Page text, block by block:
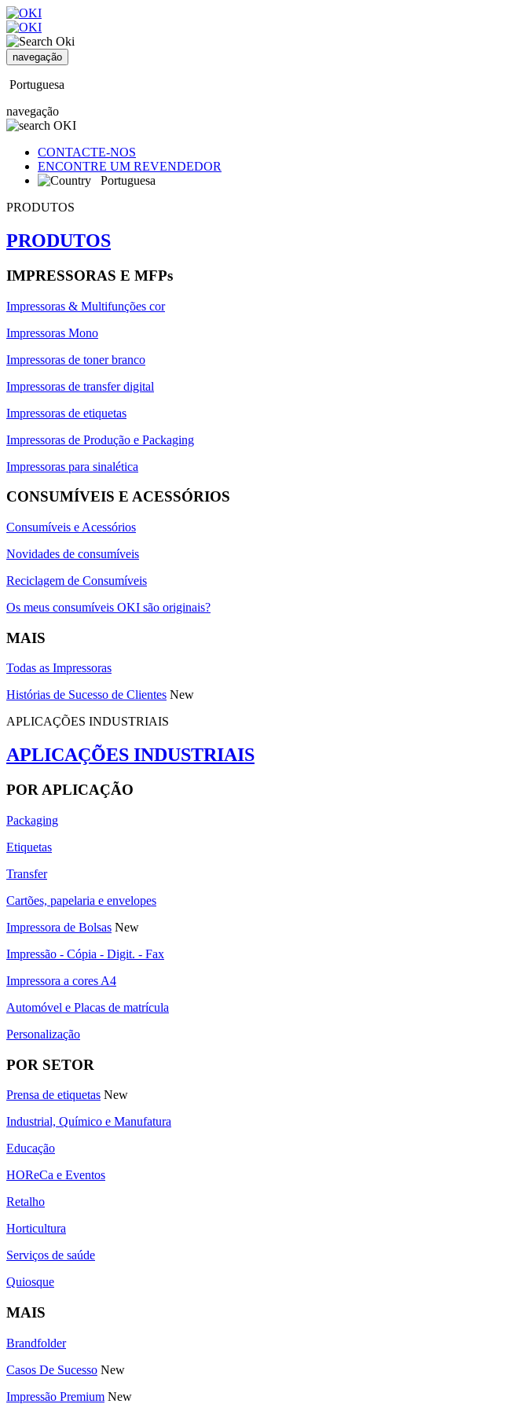
navegação
Portuguesa
navegação
CONTACTE-NOS
ENCONTRE UM REVENDEDOR
Portuguesa
PRODUTOS
PRODUTOS
IMPRESSORAS E MFPs
Impressoras & Multifunções cor
Impressoras Mono
Impressoras de toner branco
Impressoras de transfer digital
Impressoras de etiquetas
Impressoras de Produção e Packaging
Impressoras para sinalética
CONSUMÍVEIS E ACESSÓRIOS
Consumíveis e Acessórios
Novidades de consumíveis
Reciclagem de Consumíveis
Os meus consumíveis OKI são originais?
MAIS
Todas as Impressoras
Histórias de Sucesso de Clientes New
APLICAÇÕES INDUSTRIAIS
APLICAÇÕES INDUSTRIAIS
POR APLICAÇÃO
Packaging
Etiquetas
Transfer
Cartões, papelaria e envelopes
Impressora de Bolsas New
Impressão - Cópia - Digit. - Fax
Impressora a cores A4
Automóvel e Placas de matrícula
Personalização
POR SETOR
Prensa de etiquetas New
Industrial, Químico e Manufatura
Educação
HOReCa e Eventos
Retalho
Horticultura
Serviços de saúde
Quiosque
MAIS
Brandfolder
Casos De Sucesso New
Impressão Premium New